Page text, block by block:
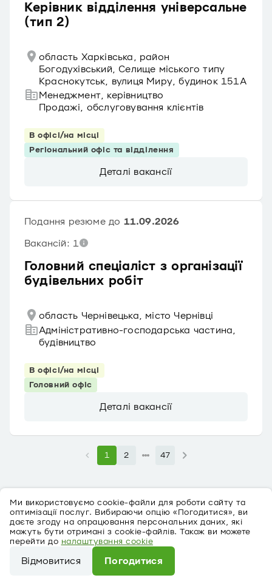
Ми використовуємо cookie-файли для роботи сайту та
оптимізації послуг. Вибираючи опцію «Погодитися», ви
даєте згоду на опрацювання персональних даних, які
можуть бути отримані з cookie-файлів. Також ви можете
перейти до налаштування cookie
Відмовитися
Погодитися
Керівник відділення універсальне
(тип 2)
область Харківська, район
Богодухівський, Селище міського типу
Краснокутськ, вулиця Миру, будинок 151А
Менеджмент, керівництво
Продажі, обслуговування клієнтів
В офісі/на місці
Регіональний офіс та відділення
Деталі вакансії
Головний спеціаліст з організації
будівельних робіт
Подання резюме до 11.09.2026
Вакансій: 1
область Чернівецька, місто Чернівці
Адміністративно-господарська частина,
будівництво
В офісі/на місці
Головний офіс
Деталі вакансії
1 2 47
2026 ПриватБанк Ліцензія № 22 від 05.10.2011